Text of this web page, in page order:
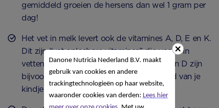
gemiddeld groeien de hersens dan wel 1 gram per
dag!
Het vet in melk levert ook de vitamines A, D, E en K.
Dit zijn “vet oplosbare vitamines” die vooral in
vetten in voeding zitten. De vitamines A en D zijn
bijvoorbeeld belangrijk voor de weerstand van je
kindje.
Danone Nutricia Nederland B.V. maakt
gebruik van cookies en andere
trackingtechnologieën op haar website,
waaronder cookies van derden: Lees hier